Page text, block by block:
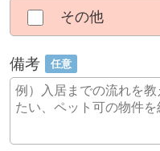
その他
備考 任意